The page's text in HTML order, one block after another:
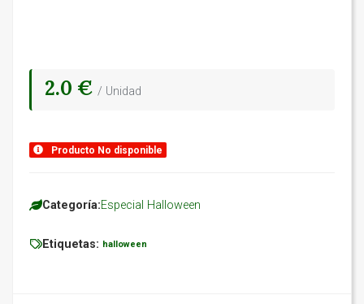
2.0 € / Unidad
Producto No disponible
Categoría:Especial Halloween
Etiquetas: halloween